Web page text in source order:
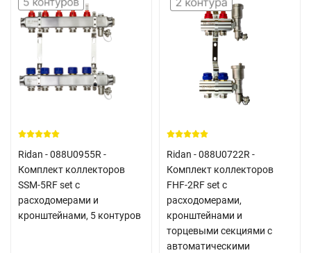
Ridan - 088U0955R -
Комплект коллекторов
SSM-5RF set с
расходомерами и
кронштейнами, 5 контуров
Ridan - 088U0722R -
Комплект коллекторов
FHF-2RF set с
расходомерами,
кронштейнами и
торцевыми секциями с
автоматическими